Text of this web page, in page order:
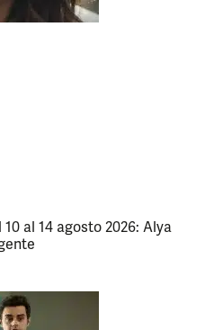
al 14 agosto 2026: Alya